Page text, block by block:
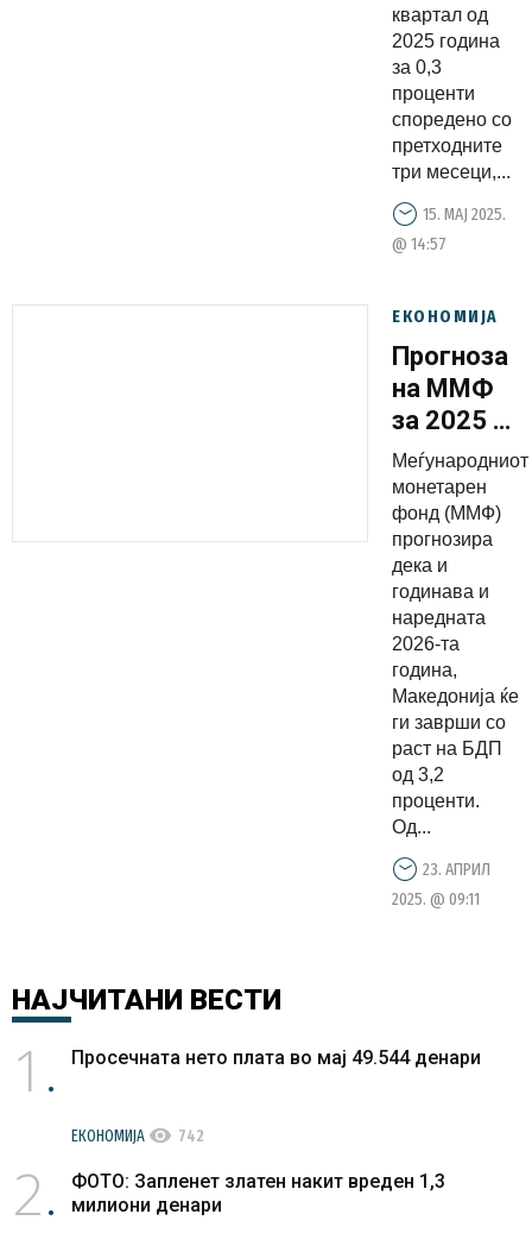
0,3 отсто
квартал од
2025 година
за 0,3
проценти
споредено со
претходните
три месеци,...
15. МАЈ 2025.
@ 14:57
ЕКОНОМИЈА
Прогноза
на ММФ
за 2025 и
2026:
со раст
од 3,2%
Меѓународниот
монетарен
фонд (ММФ)
прогнозира
дека и
годинава и
наредната
2026-та
година,
Македонија ќе
ги заврши со
раст на БДП
од 3,2
проценти.
Од...
23. АПРИЛ
2025. @ 09:11
НАЈЧИТАНИ ВЕСТИ
1 Просечната нето плата во мај 49.544 денари
ЕКОНОМИЈА visibility 742
2
ФОТО: Запленет златен накит вреден 1,3
милиони денари